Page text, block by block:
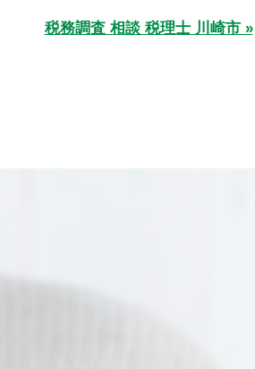
税務調査 相談 税理士 川崎市 »